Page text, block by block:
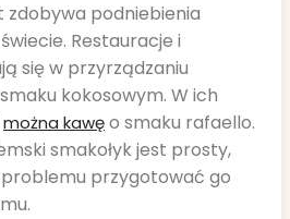
podniebienia
Restauracje i
się w przyrządzaniu
kokosowym. W ich
można kawęo smaku rafaello.
smakołyk jest prosty,
przygotować go